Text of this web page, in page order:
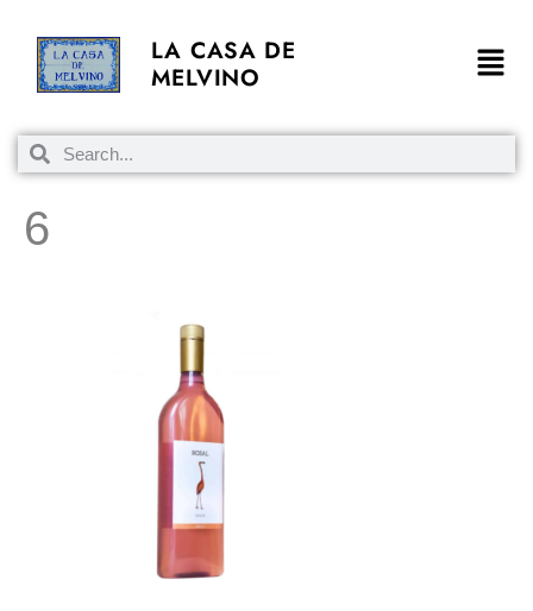
LA CASA DE
MELVINO
6